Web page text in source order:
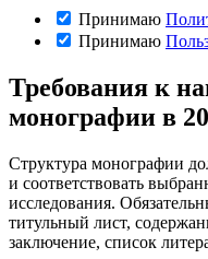
Принимаю
Принимаю
Требования к
монографии в
Структура монографии
и соответствовать
исследования.
титульный лист,
заключение, список